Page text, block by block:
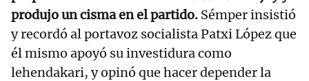
produjo un cisma en el partido. Sémper insistió
y recordó al portavoz socialista Patxi López que
él mismo apoyó su investidura como
lehendakari, y opinó que hacer depender la